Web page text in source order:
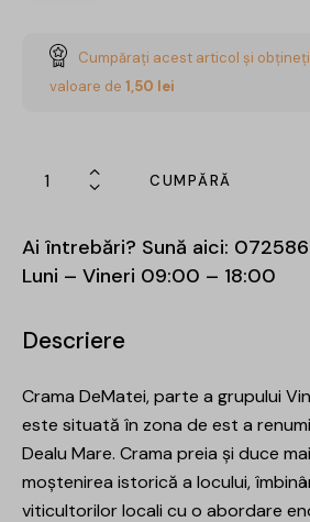
Cumpărați acest articol și obțineți
valoare de 1,50 lei
CUMPĂRĂ
Ai întrebări? Sună aici:
Luni – Vineri 09:00 – 18:00
Descriere
Crama DeMatei, parte a grupului
este situată în zona de est a
Dealu Mare. Crama preia și duce
moștenirea istorică a locului,
viticultorilor locali cu o abordare